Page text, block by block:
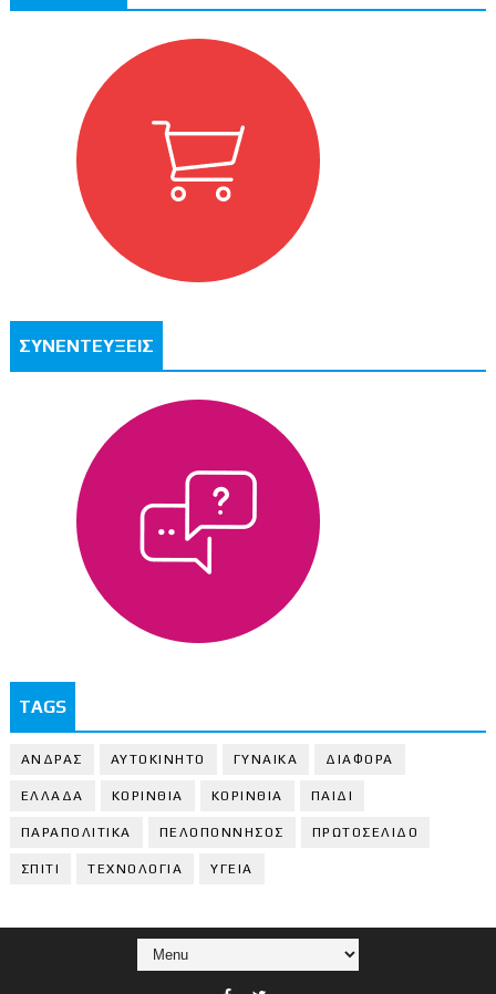
ΣΥΝΕΝΤΕΥΞΕΙΣ
TAGS
ΑΝΔΡΑΣ ΑΥΤΟΚΙΝΗΤΟ ΓΥΝΑΙΚΑ ΔΙΑΦΟΡΑ
ΕΛΛΑΔΑ ΚΟΡΙΝΘΙΑ ΚΟΡΙΝΘΙA ΠΑΙΔΙ
ΠΑΡΑΠΟΛΙΤΙΚΑ ΠΕΛΟΠΟΝΝΗΣΟΣ ΠΡΩΤΟΣΕΛΙΔΟ
ΣΠΙΤΙ ΤΕΧΝΟΛΟΓΙΑ ΥΓΕΙΑ